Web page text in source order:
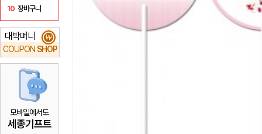
10 장바구니
대박머니
COUPON SHOP
₩
모바일에서도
세종기프트